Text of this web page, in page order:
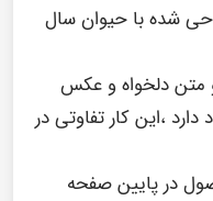
شده با حیوان سال
متن دلخواه و عکس
،این کار تفاوتی در
در پایین صفحه